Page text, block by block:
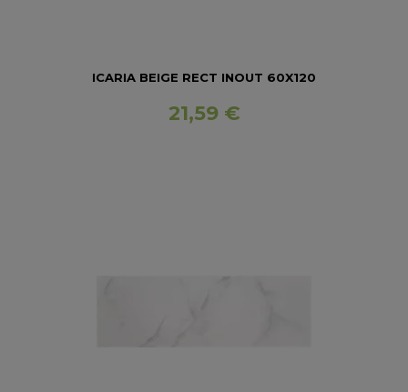
ICARIA BEIGE RECT INOUT 60X120
21,59 €